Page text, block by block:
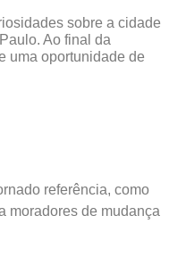
sobre a cidade
Ao final da
uma oportunidade de
referência, como
moradores de mudança